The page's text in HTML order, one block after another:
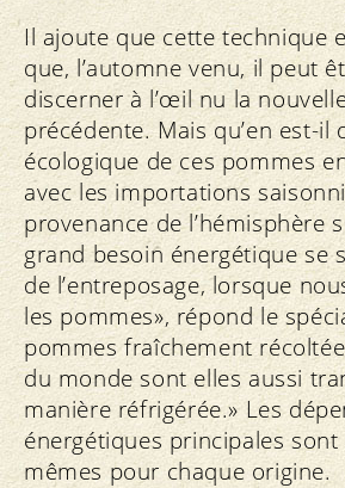
Il ajoute que cette technique
que, l’automne venu, il peut
discerner à l’œil nu la
précédente. Mais qu’en est-il
écologique de ces pommes
avec les importations
provenance de l’hémisphère
grand besoin énergétique se
de l’entreposage, lorsque
les pommes», répond le
pommes fraîchement
du monde sont elles aussi
manière réfrigérée.» Les
énergétiques principales sont
mêmes pour chaque origine.